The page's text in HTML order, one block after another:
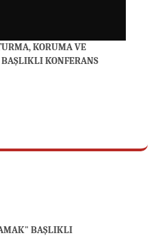
KORUMA VE
KONFERANS
BAŞLIKLI